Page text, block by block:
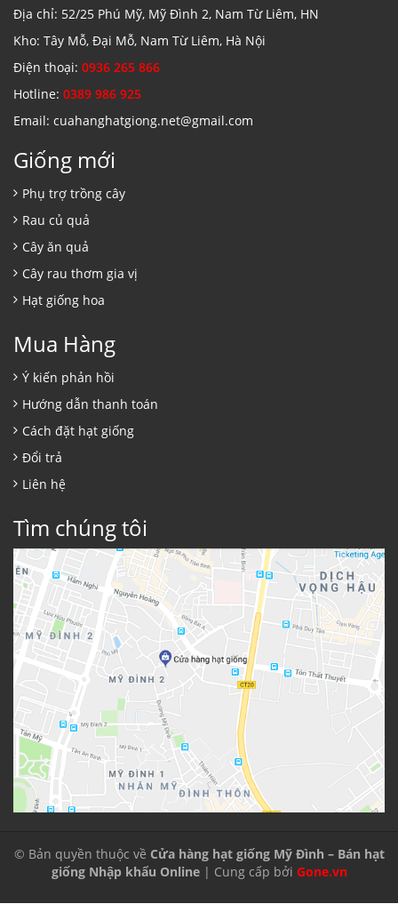
Địa chỉ: 52/25 Phú Mỹ, Mỹ Đình 2, Nam Từ Liêm, HN
Kho: Tây Mỗ, Đại Mỗ, Nam Từ Liêm, Hà Nội
Điện thoại: 0936 265 866
Hotline: 0389 986 925
Email: cuahanghatgiong.net@gmail.com
Giống mới
Phụ trợ trồng cây
Rau củ quả
Cây ăn quả
Cây rau thơm gia vị
Hạt giống hoa
Mua Hàng
Ý kiến phản hồi
Hướng dẫn thanh toán
Cách đặt hạt giống
Đổi trả
Liên hệ
Tìm chúng tôi
© Bản quyền thuộc về Cửa hàng hạt giống Mỹ Đình – Bán hạt
giống Nhập khẩu Online| Cung cấp bởi Gone.vn